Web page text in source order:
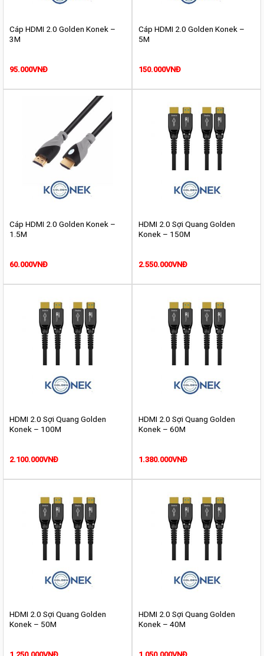
Cáp HDMI 2.0 Golden Konek –
3M
95.000VNĐ
Cáp HDMI 2.0 Golden Konek –
5M
150.000VNĐ
Cáp HDMI 2.0 Golden Konek –
1.5M
60.000VNĐ
HDMI 2.0 Sợi Quang Golden
Konek – 150M
2.550.000VNĐ
HDMI 2.0 Sợi Quang Golden
Konek – 100M
2.100.000VNĐ
HDMI 2.0 Sợi Quang Golden
Konek – 60M
1.380.000VNĐ
HDMI 2.0 Sợi Quang Golden
Konek – 50M
HDMI 2.0 Sợi Quang Golden
Konek – 40M